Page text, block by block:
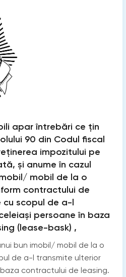
apar întrebări ce țin
90 din Codul fiscal
impozitului pe
și anume în cazul
mobil de la o
contractului de
cu scopul de a-l
persoane în baza
(lease-bask) ,
bun imobil/ mobil de la o
de a-l transmite ulterior
contractului de leasing.